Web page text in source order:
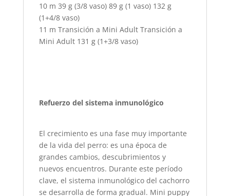
10 m 39 g (3/8 vaso) 89 g (1 vaso) 132 g
(1+4/8 vaso)
11 m Transición a Mini Adult Transición a
Mini Adult 131 g (1+3/8 vaso)
Refuerzo del sistema inmunológico
El crecimiento es una fase muy importante
de la vida del perro: es una época de
grandes cambios, descubrimientos y
nuevos encuentros. Durante este período
clave, el sistema inmunológico del cachorro
se desarrolla de forma gradual. Mini puppy